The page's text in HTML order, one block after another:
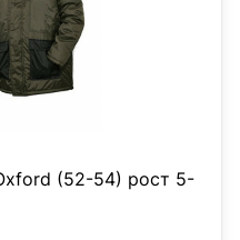
(52-54) рост 5-